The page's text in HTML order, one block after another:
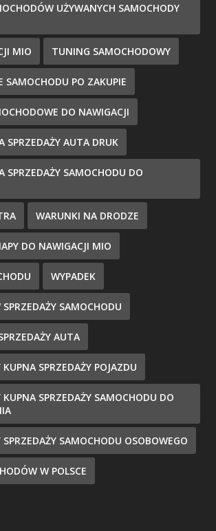
UŻYWANYCH SAMOCHODY
MIO TUNING SAMOCHODOWY
SAMOCHODU PO ZAKUPIE
DO NAWIGACJI
SPRZEDAŻY AUTA DRUK
SPRZEDAŻY SAMOCHODU DO
WARUNKI NA DRODZE
DO NAWIGACJI MIO
WYPADEK
SAMOCHODU
AUTA
SPRZEDAŻY POJAZDU
SPRZEDAŻY SAMOCHODU DO
SAMOCHODU OSOBOWEGO
W POLSCE